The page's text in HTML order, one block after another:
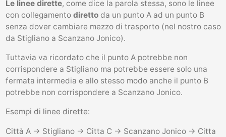
Le linee dirette, come dice la parola stessa, sono le linee
con collegamento direttoda un punto A ad un punto B
senza dover cambiare mezzo di trasporto (nel nostro caso
da Stigliano a Scanzano Jonico).
Tuttavia va ricordato che il punto A potrebbe non
corrispondere a Stigliano ma potrebbe essere solo una
fermata intermedia e allo stesso modo anche il punto B
potrebbe non corrispondere a Scanzano Jonico.
Esempi di linee dirette:
Città A -> Stigliano -> Citta C -> Scanzano Jonico -> Citta